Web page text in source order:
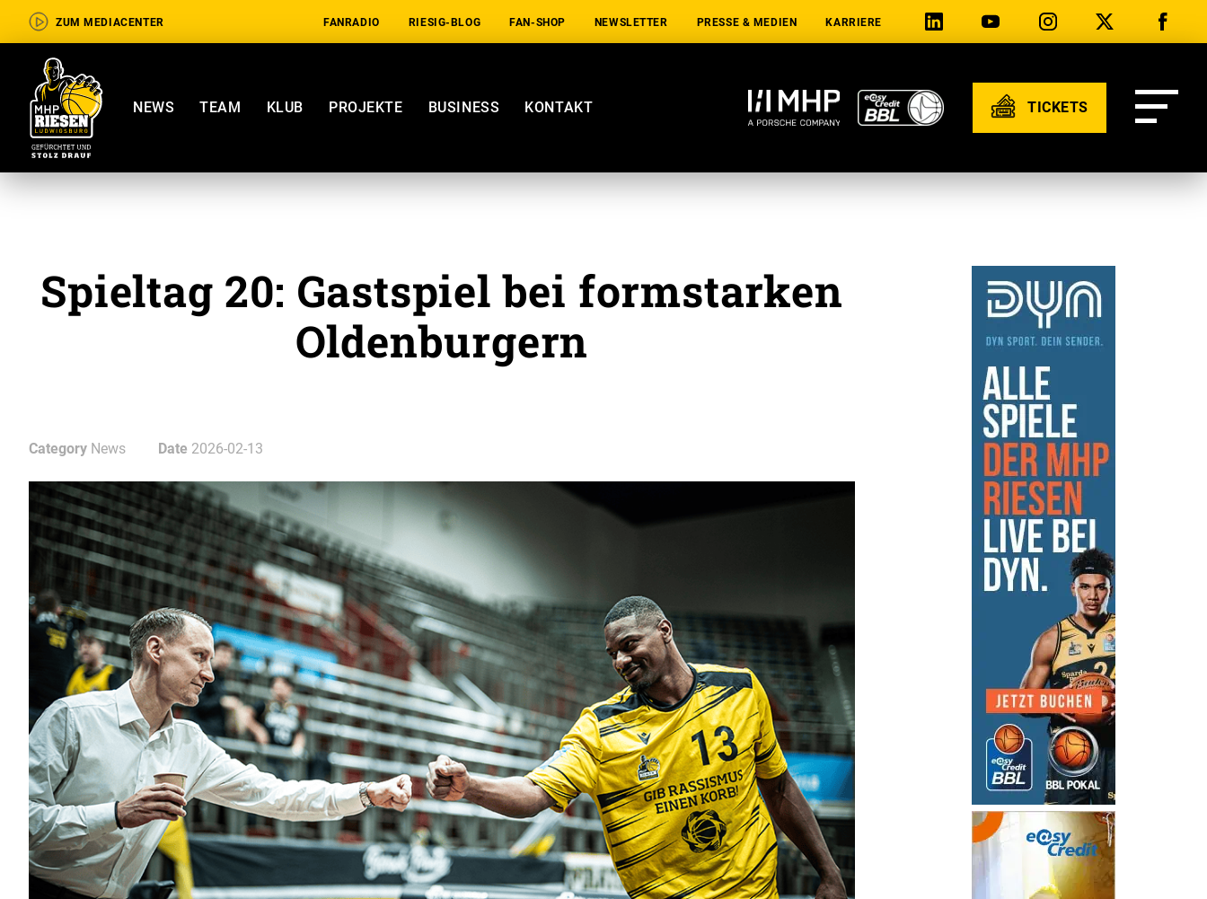
ZUM MEDIACENTER FANRADIO RIESIG-BLOG FAN-SHOP NEWSLETTER PRESSE & MEDIEN KARRIERE
NEWS TEAM KLUB PROJEKTE BUSINESS KONTAKT TICKETS
Spieltag 20: Gastspiel bei formstarken
Oldenburgern
Category News Date 2026-02-13